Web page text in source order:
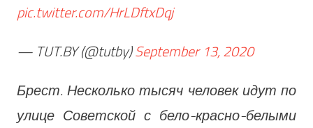
pic.twitter.com/HrLDftxDqj
— TUT.BY (@tutby)September 13, 2020
Брест. Несколько тысяч человек идут по
улице Советской с бело-красно-белыми